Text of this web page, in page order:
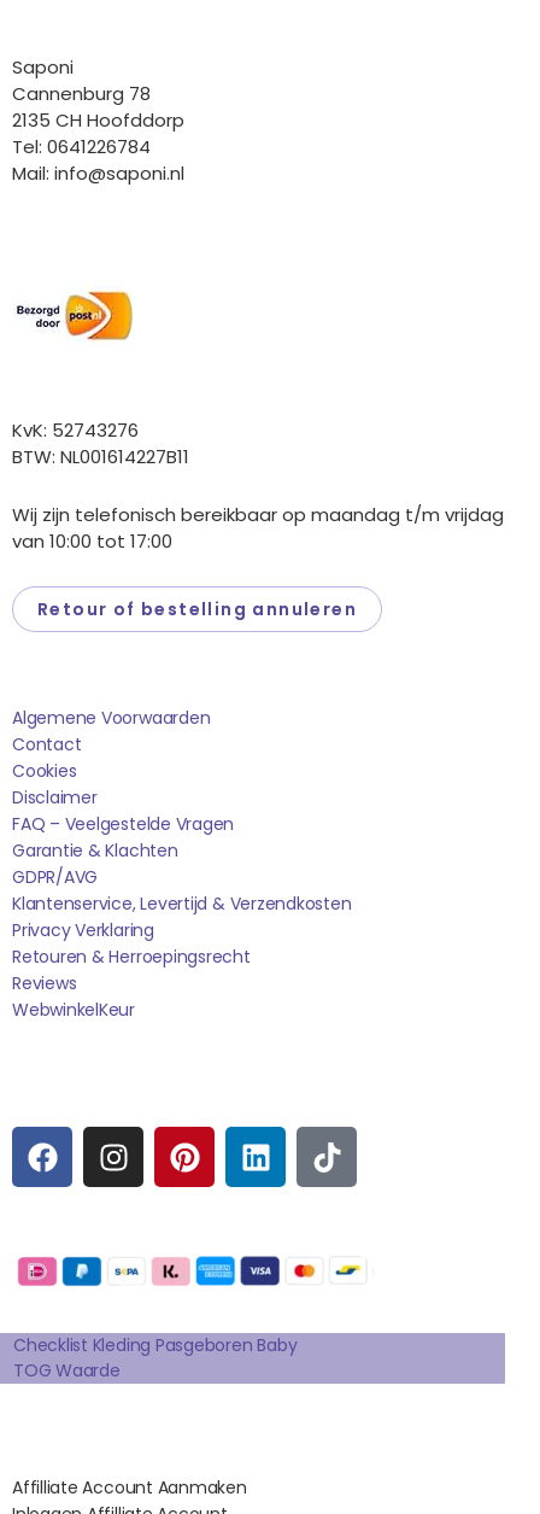
Saponi
Cannenburg 78
2135 CH Hoofddorp
Tel: 0641226784
Mail: info@saponi.nl
KvK: 52743276
BTW: NL001614227B11
Wij zijn telefonisch bereikbaar op maandag t/m vrijdag
van 10:00 tot 17:00
Retour of bestelling annuleren
Algemene Voorwaarden
Contact
Cookies
Disclaimer
FAQ – Veelgestelde Vragen
Garantie & Klachten
GDPR/AVG
Klantenservice, Levertijd & Verzendkosten
Privacy Verklaring
Retouren & Herroepingsrecht
Reviews
WebwinkelKEur
F
A
C
B
O
O
K
I
N
S
A
R
A
M
P
I
N
E
R
E
S
T
L
I
N
E
D
I
N
T
I
K
O
K
Checklist Kleding Pasgeboren Baby
TOG Waarde
Affilliate Account Aanmaken